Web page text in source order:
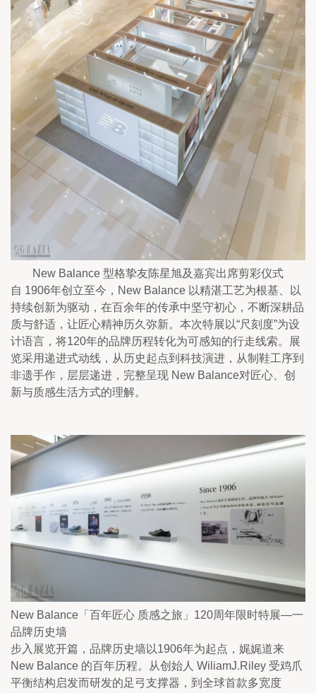
New Balance 型格挚友陈星旭及嘉宾出席剪彩仪式
自 1906年创立至今，New Balance 以精湛工艺为根基、以
持续创新为驱动，在百余年的传承中坚守初心，不断深耕品
质与舒适，让匠心精神历久弥新。本次特展以“尺刻度”为设
计语言，将120年的品牌历程转化为可感知的行走线索。展
览采用递进式动线，从历史起点到科技演进，从制鞋工序到
非遗手作，层层递进，完整呈现 New Balance对匠心、创
新与质感生活方式的理解。
New Balance「百年匠心 质感之旅」120周年限时特展—一
品牌历史墙
步入展览开篇，品牌历史墙以1906年为起点，娓娓道来
New Balance 的百年历程。从创始人 WiliamJ.Riley 受鸡爪
平衡结构启发而研发的足弓支撑器，到全球首款多宽度